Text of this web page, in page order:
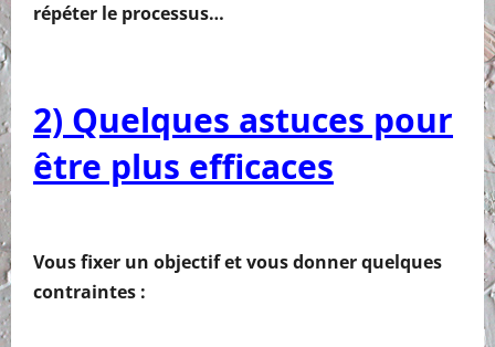
répéter le processus…
2) Quelques astuces pour
être plus efficaces
Vous fixer un objectif et vous donner quelques
contraintes :